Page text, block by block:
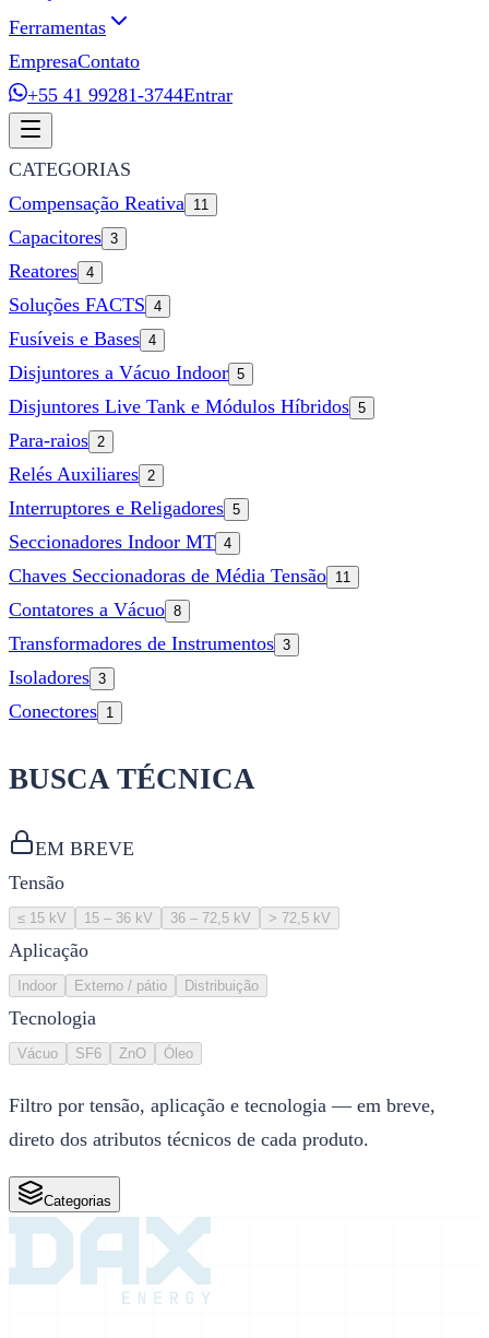
Ferramentas
EmpresaContato
+55 41 99281-3744Entrar
CATEGORIAS
Compensação Reativa 11
Capacitores 3
Reatores 4
Soluções FACTS 4
Fusíveis e Bases 4
Disjuntores a Vácuo Indoor 5
Disjuntores Live Tank e Módulos Híbridos 5
Para-raios 2
Relés Auxiliares 2
Interruptores e Religadores 5
Seccionadores Indoor MT 4
Chaves Seccionadoras de Média Tensão 11
Contatores a Vácuo 8
Transformadores de Instrumentos 3
Isoladores 3
Conectores 1
BUSCA TÉCNICA
EM BREVE
Tensão
≤ 15 kV 15 – 36 kV 36 – 72,5 kV > 72,5 kV
Aplicação
Indoor Externo / pátio Distribuição
Tecnologia
Vácuo SF6 ZnO Óleo
Filtro por tensão, aplicação e tecnologia — em breve,
direto dos atributos técnicos de cada produto.
Categorias